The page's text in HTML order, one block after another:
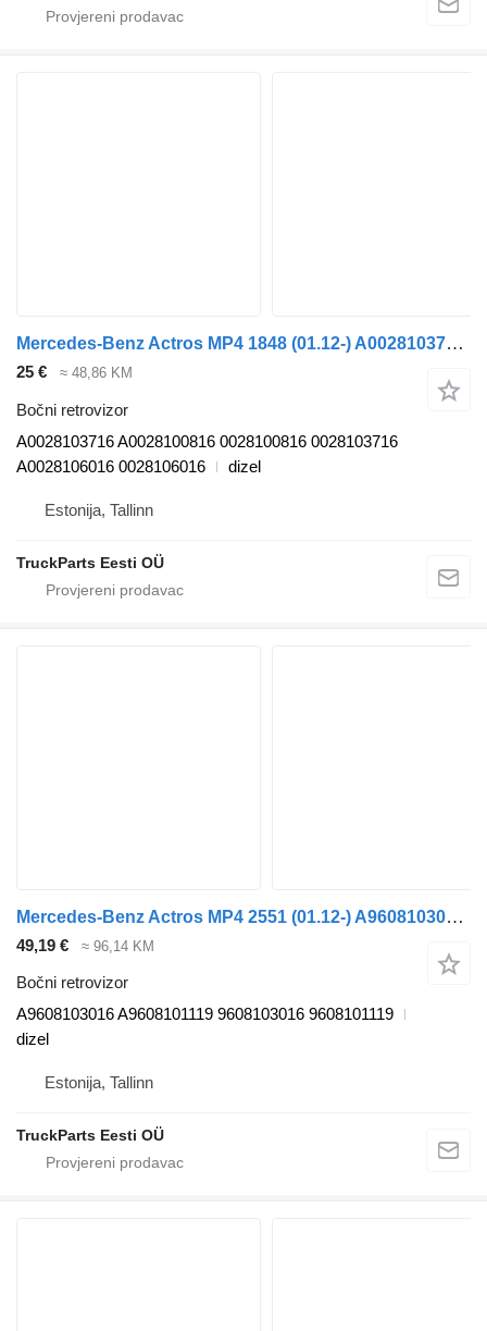
Mercedes-Benz Actros MP4 1848 (01.12-) A0028103716 bočni retrovizor za Mercedes-Benz Actros MP4 Antos Arocs (2012-) tegljača
25 € ≈ 48,86 KM
Bočni retrovizor
A0028103716 A0028100816 0028100816 0028103716
A0028106016 0028106016
dizel
Estonija, Tallinn
TruckParts Eesti OÜ
Mercedes-Benz Actros MP4 2551 (01.12-) A9608103016 bočni retrovizor za Mercedes-Benz Actros MP4 Antos Arocs (2012-) tegljača
49,19 € ≈ 96,14 KM
Bočni retrovizor
A9608103016 A9608101119 9608103016 9608101119
dizel
Estonija, Tallinn
TruckParts Eesti OÜ